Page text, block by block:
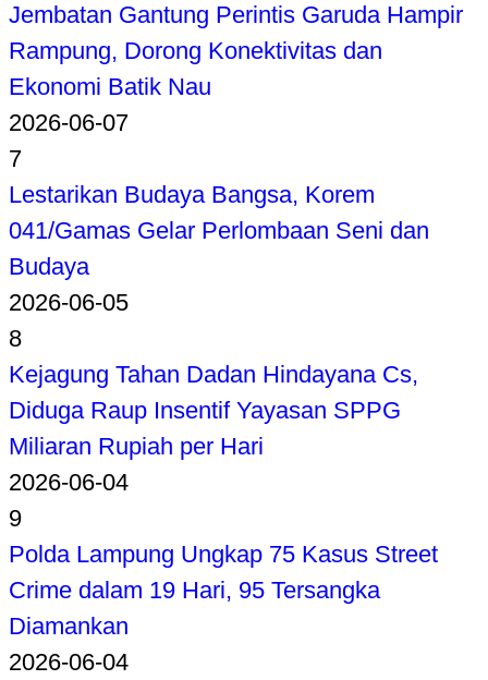
Jembatan Gantung Perintis Garuda Hampir
Rampung, Dorong Konektivitas dan
Ekonomi Batik Nau
2026-06-07
7
Lestarikan Budaya Bangsa, Korem
041/Gamas Gelar Perlombaan Seni dan
Budaya
2026-06-05
8
Kejagung Tahan Dadan Hindayana Cs,
Diduga Raup Insentif Yayasan SPPG
Miliaran Rupiah per Hari
2026-06-04
9
Polda Lampung Ungkap 75 Kasus Street
Crime dalam 19 Hari, 95 Tersangka
Diamankan
2026-06-04